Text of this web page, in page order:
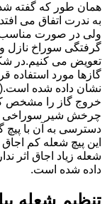
همان طور که گفته
به ندرت اتفاق می
ولی در صورت مناسب
گرفتگی سوراخ نازل و
تعویض می کنیم.در
گازها مورد استفاده
نشان داده شده
خروج گاز را مشخص
چرخش شیر سوراخی
دسترسی به آن با پیچ
این پیچ شعله کم
شعله زیاد اجاق اثر
داده شده است.